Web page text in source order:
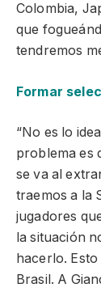
Colombia,
que
tendremos
Formar
“No es lo
problema es
se va al
traemos a la
jugadores
la situación
hacerlo.
Brasil. A